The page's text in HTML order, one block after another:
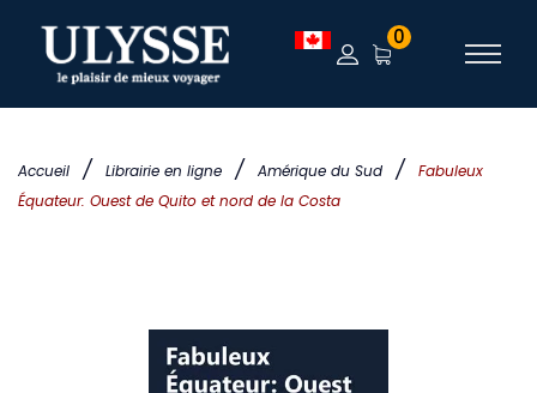
Accueil / Librairie en ligne / Amérique du Sud /
Fabuleux
Équateur: Ouest de Quito et nord de la Costa
0